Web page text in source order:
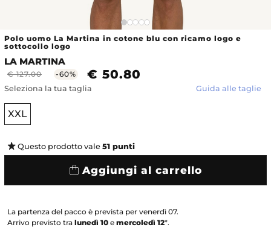
Polo uomo La Martina in cotone blu con ricamo logo e
sottocollo logo
LA MARTINA
€ 127.00 -60% € 50.80
Seleziona la tua taglia Guida alle taglie
XXL
Questo prodotto vale 51 punti
Aggiungi al carrello
La partenza del pacco è prevista per venerdì 07.
Arrivo previsto tra lunedì 10 e mercoledì 12*.